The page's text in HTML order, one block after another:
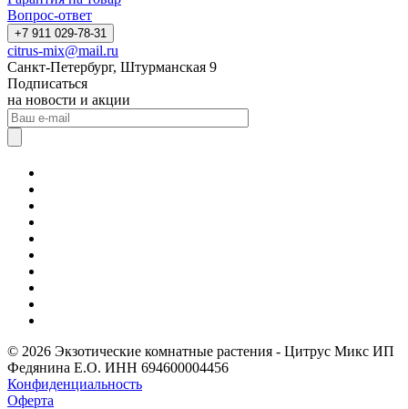
Вопрос-ответ
+7 911 029-78-31
citrus-mix@mail.ru
Санкт-Петербург, Штурманская 9
Подписаться
на новости и акции
© 2026 Экзотические комнатные растения - Цитрус Микс ИП
Федянина Е.О. ИНН 694600004456
Конфиденциальность
Оферта